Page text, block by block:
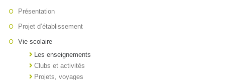
Présentation
Projet d’établissement
Vie scolaire
Les enseignements
Clubs et activités
Projets, voyages